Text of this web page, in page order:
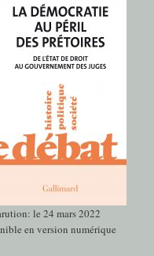
le 24 mars 2022
en version numérique